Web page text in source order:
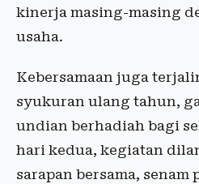
kinerja masing-masing
usaha.
Kebersamaan juga
syukuran ulang tahun,
undian berhadiah bagi
hari kedua, kegiatan
sarapan bersama,